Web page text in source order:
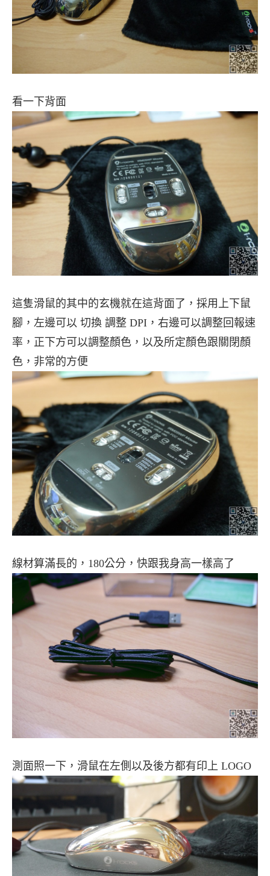
看一下背面
這隻滑鼠的其中的玄機就在這背面了，採用上下鼠
腳，左邊可以 切換 調整 DPI，右邊可以調整回報速
率，正下方可以調整顏色，以及所定顏色跟關閉顏
色，非常的方便
線材算滿長的，180公分，快跟我身高一樣高了
測面照一下，滑鼠在左側以及後方都有印上 LOGO